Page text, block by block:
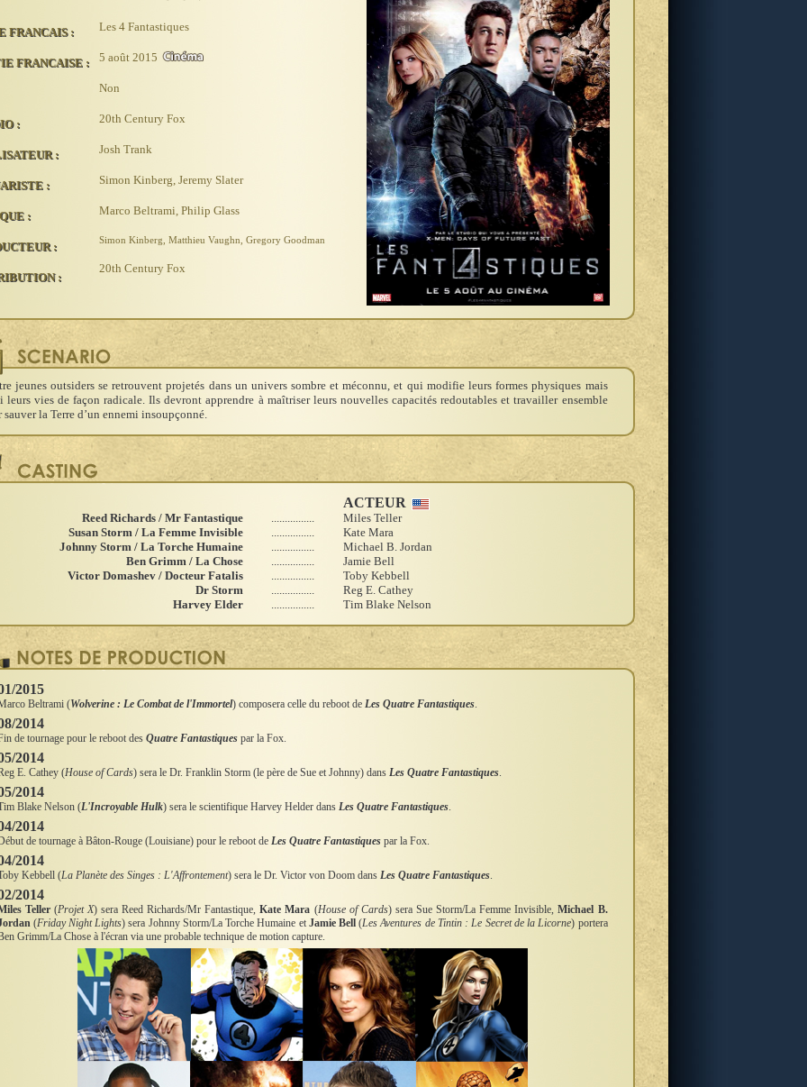
FRANCAIS :
FRANCAISE :
:
:
:
:
:
:
Les 4 Fantastiques
5 août 2015
Non
20th Century Fox
Josh Trank
Simon Kinberg, Jeremy Slater
Marco Beltrami, Philip Glass
Simon Kinberg, Matthieu Vaughn, Gregory Goodman
20th Century Fox
jeunes outsiders se retrouvent projetés dans un univers sombre et méconnu, et qui modifie leurs formes physiques mais
leurs vies de façon radicale. Ils devront apprendre à maîtriser leurs nouvelles capacités redoutables et travailler ensemble
sauver la Terre d’un ennemi insoupçonné.
ACTEUR
Reed Richards / Mr Fantastique ................
Miles Teller
Susan Storm / La Femme Invisible
................
Kate Mara
Johnny Storm / La Torche Humaine
................
Michael B. Jordan
Ben Grimm / La Chose
................
Jamie Bell
Victor Domashev / Docteur Fatalis
................
Toby Kebbell
Dr Storm
................
Reg E. Cathey
Harvey Elder
................ Tim Blake Nelson
2015
Beltrami (Wolverine : Le Combat de l'Immortel) composera celle du reboot de Les Quatre Fantastiques.
2014
de tournage pour le reboot des Quatre Fantastiquespar la Fox.
2014
E. Cathey (House of Cards) sera le Dr. Franklin Storm (le père de Sue et Johnny) dans Les Quatre Fantastiques.
2014
Blake Nelson (L'Incroyable Hulk) sera le scientifique Harvey Helder dans Les Quatre Fantastiques.
2014
de tournage à Bâton-Rouge (Louisiane) pour le reboot de Les Quatre Fantastiquespar la Fox.
2014
Kebbell (La Planète des Singes : L'Affrontement) sera le Dr. Victor von Doom dans Les Quatre Fantastiques.
2014
Teller (Projet X) sera Reed Richards/Mr Fantastique,Kate Mara (House of Cards) sera Sue Storm/La Femme Invisible,Michael B.
(Friday Night Lights) sera Johnny Storm/La Torche Humaine et Jamie Bell (Les Aventures de Tintin : Le Secret de la Licorne) portera
Grimm/La Chose à l'écran via une probable technique de motion capture.